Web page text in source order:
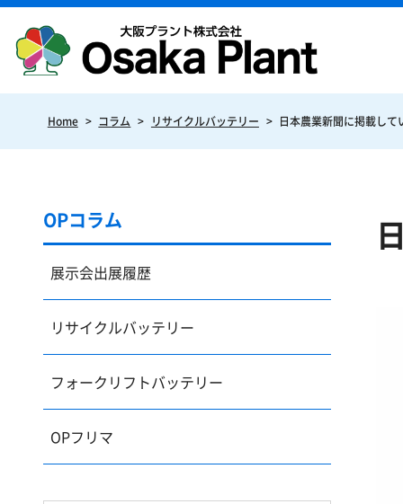
Home > コラム > リサイクルバッテリー > 日本農業新聞に掲載して
OPコラム
展示会出展履歴
リサイクルバッテリー
フォークリフトバッテリー
OPフリマ